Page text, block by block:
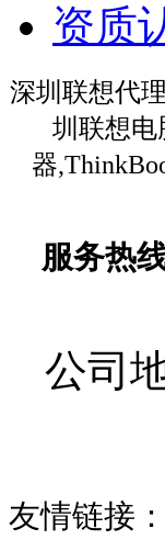
资质
深圳联想代
圳联想电
器
服务热
公司
友情链接：